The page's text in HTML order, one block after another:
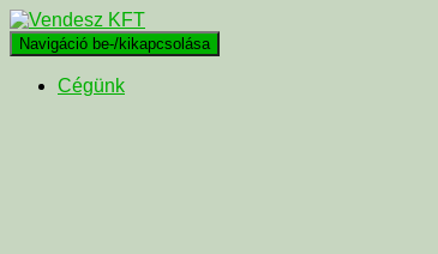
Navigáció be-/kikapcsolása
Cégünk